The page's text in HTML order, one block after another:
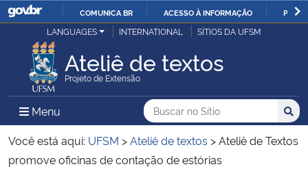
IR
O
COMUNICA BR ACESSO À INFORMAÇÃO
Ministério da Justiça e Segurança Pública
Ministério da Defesa
Ministério das Relações Exteriores
LANGUAGES INTERNATIONAL SÍTIOS DA UFSM
Ateliê de textos
Projeto de Extensão
Menu Menu Principal do Sítio
Busca
Buscar no no Sítio
Busca:
Você está aqui: UFSM >Ateliê de textos >Ateliê de Textos
promove oficinas de contação de estórias